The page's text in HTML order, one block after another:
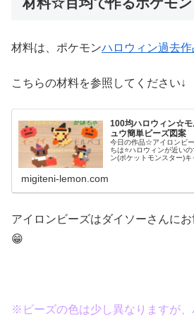
材料は、ポケモンハロウィン過去作
こちらの材料を参照してください↓
100均ハロウィン☆モ
ュウ簡単ビーズ図案
今日の作品☆アイロンビ
ちは⭐ハロウィンが近い
ン(ポケットモンスター)キ
migiteni-lemon.com
アイロンビーズはダイソーさんに
😁
※ビーズの色は少し異なりますが